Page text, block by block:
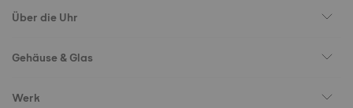
Über die Uhr
Gehäuse & Glas
Werk